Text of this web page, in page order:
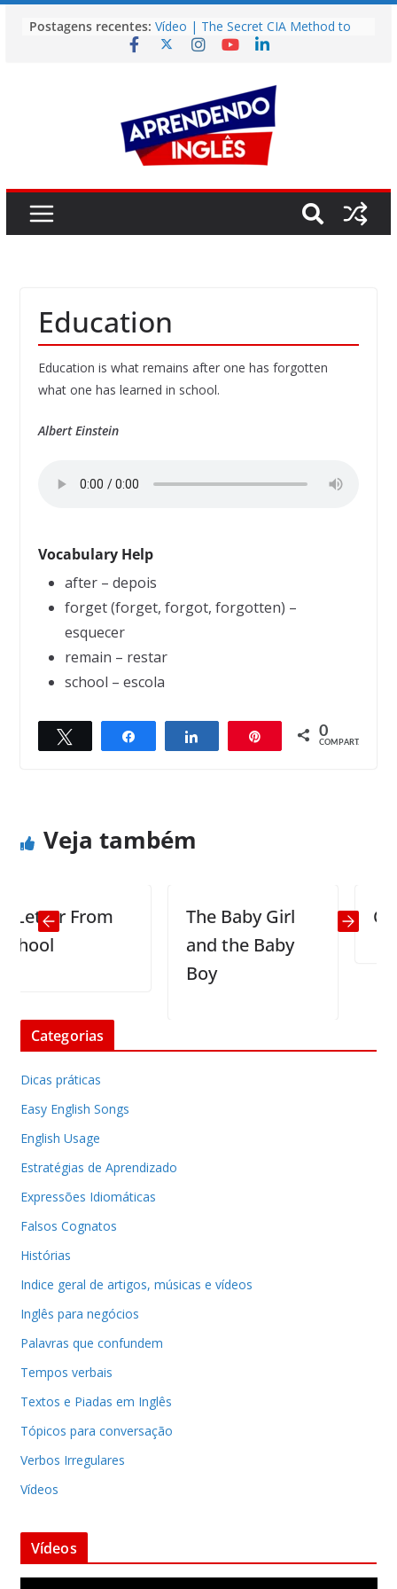
para
Postagens recentes: Vídeo | The Secret CIA Method to
Learn Any Language in 11 Days
Vídeo | Do imaginary friends make
you smarter?
Story | Brasília: The City That Rose
from the Wilderness
Easy English Song | Somewhere
Over the Rainbow (Israel
Education
Education is what remains after one has forgotten
what one has learned in school.
Albert Einstein
Vocabulary Help
after – depois
forget (forget, forgot, forgotten) –
esquecer
remain – restar
school – escola
Compartilhar Compartilhar 0
COMPART.
← Previous
Next →
Veja também
From
The Baby Girl
and the Baby
Boy
Categorias
Dicas práticas
Easy English Songs
English Usage
Estratégias de Aprendizado
Expressões Idiomáticas
Falsos Cognatos
Histórias
Indice geral de artigos, músicas e vídeos
Inglês para negócios
Palavras que confundem
Tempos verbais
Textos e Piadas em Inglês
Tópicos para conversação
Verbos Irregulares
Vídeos
Vídeos